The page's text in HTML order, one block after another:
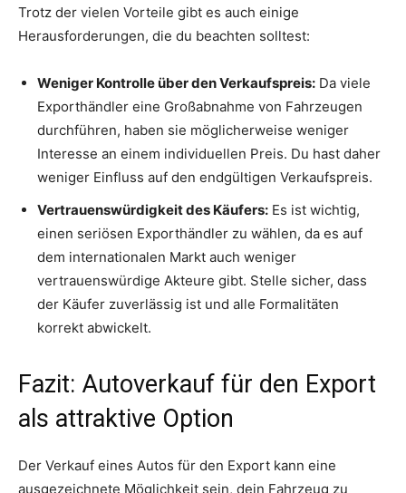
Trotz der vielen Vorteile gibt es auch einige
Herausforderungen, die du beachten solltest:
Weniger Kontrolle über den Verkaufspreis: Da viele
Exporthändler eine Großabnahme von Fahrzeugen
durchführen, haben sie möglicherweise weniger
Interesse an einem individuellen Preis. Du hast daher
weniger Einfluss auf den endgültigen Verkaufspreis.
Vertrauenswürdigkeit des Käufers: Es ist wichtig,
einen seriösen Exporthändler zu wählen, da es auf
dem internationalen Markt auch weniger
vertrauenswürdige Akteure gibt. Stelle sicher, dass
der Käufer zuverlässig ist und alle Formalitäten
korrekt abwickelt.
Fazit: Autoverkauf für den Export
als attraktive Option
Der Verkauf eines Autos für den Export kann eine
ausgezeichnete Möglichkeit sein, dein Fahrzeug zu